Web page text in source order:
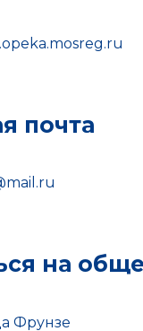
почта
на
Фрунзе